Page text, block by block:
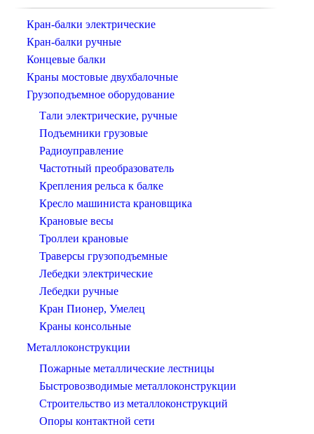
Кран-балки электрические
Кран-балки ручные
Концевые балки
Краны мостовые двухбалочные
Грузоподъемное оборудование
Тали электрические, ручные
Подъемники грузовые
Радиоуправление
Частотный преобразователь
Крепления рельса к балке
Кресло машиниста крановщика
Крановые весы
Троллеи крановые
Траверсы грузоподъемные
Лебедки электрические
Лебедки ручные
Кран Пионер, Умелец
Краны консольные
Металлоконструкции
Пожарные металлические лестницы
Быстровозводимые металлоконструкции
Строительство из металлоконструкций
Опоры контактной сети